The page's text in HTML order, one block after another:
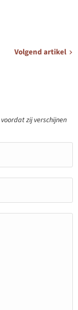
Volgend artikel
zij verschijnen